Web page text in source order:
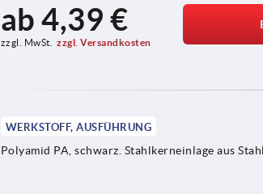
ab4,39 €
zzgl. MwSt. zzgl. Versandkosten
WERKSTOFF, AUSFÜHRUNG
Polyamid PA, schwarz. Stahlkerneinlage aus